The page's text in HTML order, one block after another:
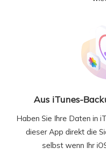
Aus iTunes-
Haben Sie Ihre Daten in
dieser App direkt die
selbst wenn Ihr